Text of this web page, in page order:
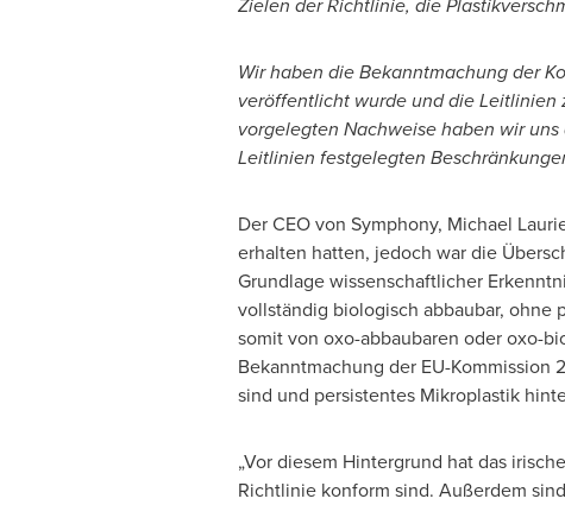
Wir haben die Bekanntmachung der
veröffentlicht wurde und die Leitlinien
vorgelegten Nachweise haben wir
Leitlinien festgelegten
Der CEO von Symphony, Michael
erhalten hatten, jedoch war die
Grundlage wissenschaftlicher
vollständig biologisch abbaubar, ohne
somit von oxo-abbaubaren oder oxo-
Bekanntmachung der EU-Kommission
sind und persistentes Mikroplastik
„Vor diesem Hintergrund hat das
Richtlinie konform sind. Außerdem